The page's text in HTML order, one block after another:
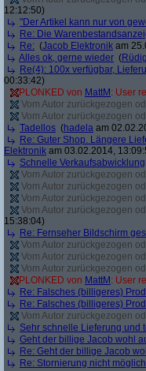
12:12:50)
"Der Artikel kann nur von
Re: Die
Re: (Jacob Elektronik am
Alles ok, gerne wieder (
Re(4): 100x verfügbar,
00:33:42)
PLONKED von MattM : User
Vom Autor zurückgezogen
Vom Autor zurückgezogen
Tadellos (hadela am
Re: Guter Shop. Längere
Elektronik am 03.02.2014,
Schnelle Verkaufsabwicklung
Vom Autor zurückgezogen
Vom Autor zurückgezogen
Vom Autor zurückgezogen
Vom Autor zurückgezogen
15:38:04)
Re: Fernseher Bildschirm
Vom Autor zurückgezogen
Vom Autor zurückgezogen
Vom Autor zurückgezogen
PLONKED von MattM : User
Re: Falsches (billigeres)
Re: Falsches (billigeres)
Vom Autor zurückgezogen
Sehr schnelle Lieferung und
Geht der billige Jacob wohl
Re: Geht der billige Jacob
Re: Stornierung nicht